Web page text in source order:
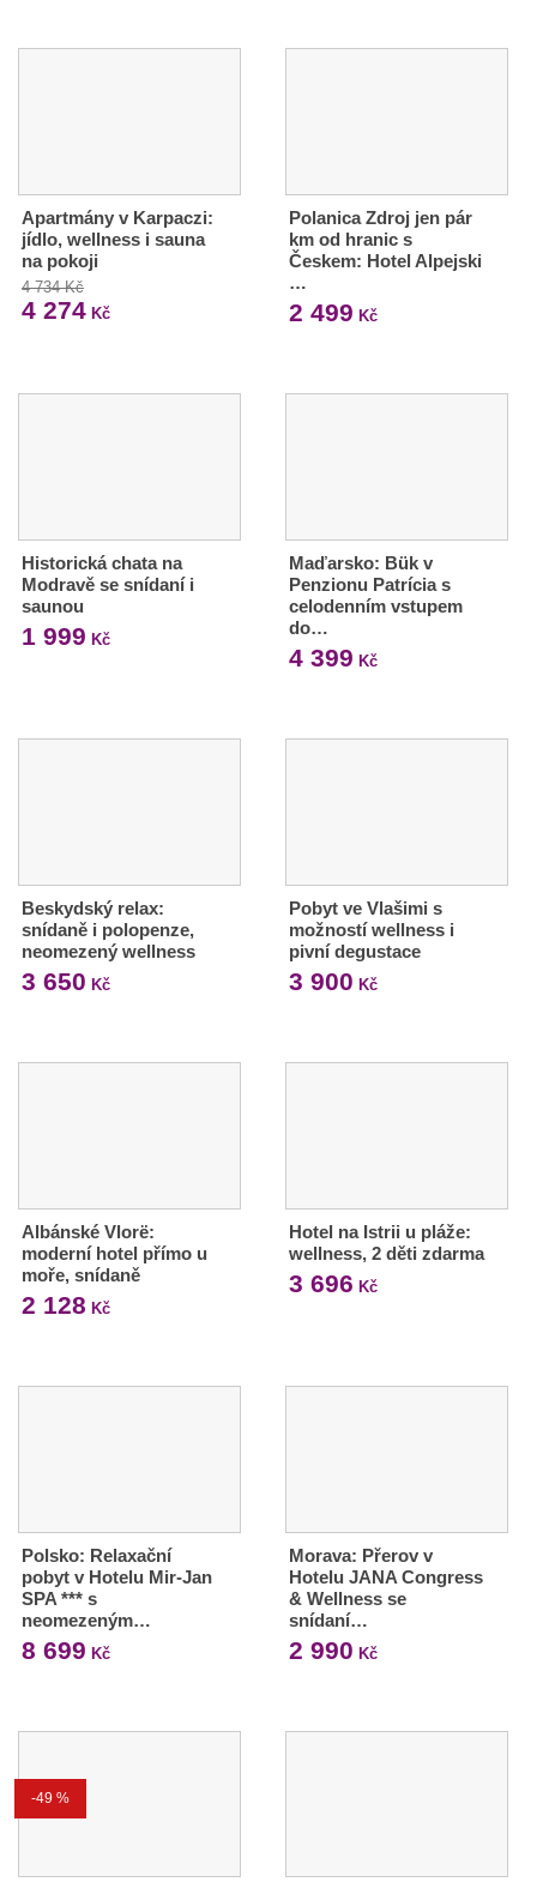
Apartmány v Karpaczi:
jídlo, wellness i sauna
na pokoji
4 734 Kč
4 274 Kč
Polanica Zdroj jen pár
km od hranic s
Českem: Hotel Alpejski
…
2 499 Kč
Historická chata na
Modravě se snídaní i
saunou
1 999 Kč
Maďarsko: Bük v
Penzionu Patrícia s
celodenním vstupem
do…
4 399 Kč
Beskydský relax:
snídaně i polopenze,
neomezený wellness
3 650 Kč
Pobyt ve Vlašimi s
možností wellness i
pivní degustace
3 900 Kč
Albánské Vlorë:
moderní hotel přímo u
moře, snídaně
2 128 Kč
Hotel na Istrii u pláže:
wellness, 2 děti zdarma
3 696 Kč
Polsko: Relaxační
pobyt v Hotelu Mir-Jan
SPA *** s
neomezeným…
8 699 Kč
Morava: Přerov v
Hotelu JANA Congress
& Wellness se
snídaní…
2 990 Kč
-49 %